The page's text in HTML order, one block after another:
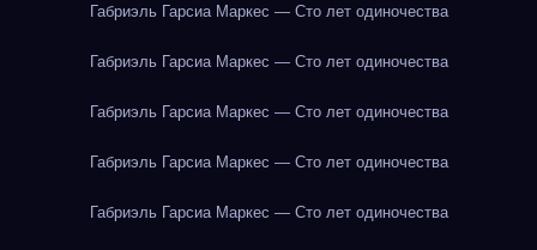
Габриэль Гарсиа Маркес — Сто лет одиночества
Габриэль Гарсиа Маркес — Сто лет одиночества
Габриэль Гарсиа Маркес — Сто лет одиночества
Габриэль Гарсиа Маркес — Сто лет одиночества
Габриэль Гарсиа Маркес — Сто лет одиночества